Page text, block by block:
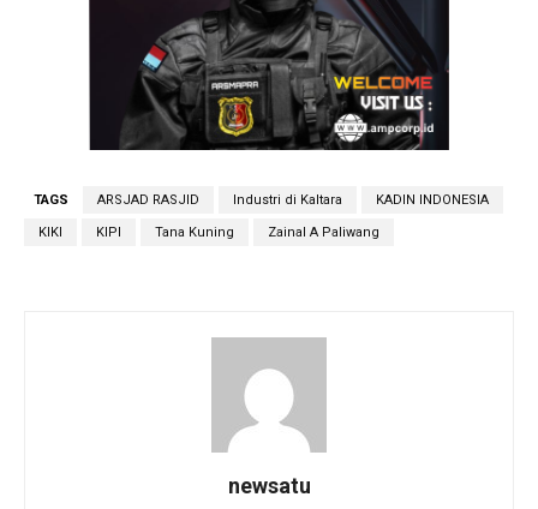
TAGS ARSJAD RASJID Industri di Kaltara KADIN INDONESIA
KIKI KIPI Tana Kuning Zainal A Paliwang
newsatu